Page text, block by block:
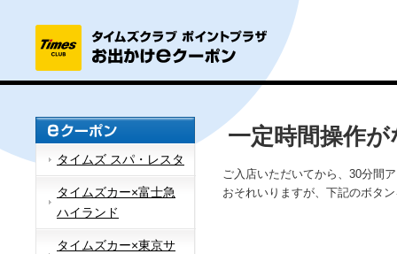
タイムズ スパ・レスタ
タイムズカー×富士急
ハイランド
タイムズカー×東京サ
一定時間操作
ご入店いただいてから、30分間
おそれいりますが、下記のボタ